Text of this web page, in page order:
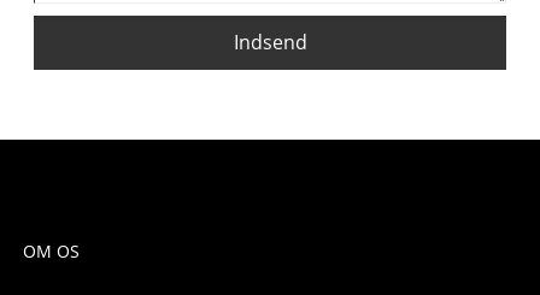
Indsend
OM OS